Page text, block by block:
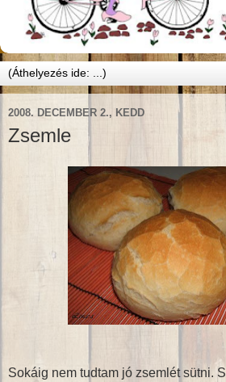
2008. DECEMBER 2., KEDD
Zsemle
Sokáig nem tudtam jó zsemlét sütni.